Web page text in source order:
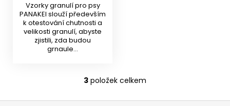
Vzorky granulí pro psy
PANAKEI slouží především
k otestování chutnosti a
velikosti granulí, abyste
zjistili, zda budou
grnaule...
O
v
3 položek celkem